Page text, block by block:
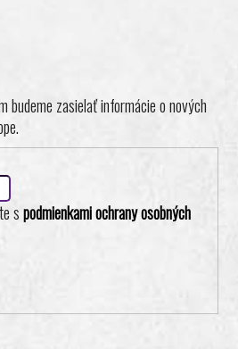
budeme zasielať informácie o nových
spodmienkami ochrany osobných